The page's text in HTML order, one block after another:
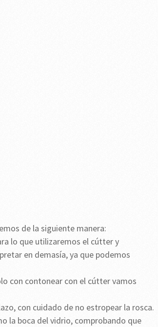
de la siguiente manera:
lo que utilizaremos el cútter y
en demasía, ya que podemos
con contonear con el cútter vamos
con cuidado de no estropear la rosca.
la boca del vidrio, comprobando que